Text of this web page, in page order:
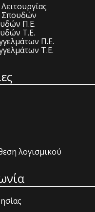
Σπουδών
Π.Ε.
Τ.Ε.
Π.Ε.
Τ.Ε.
λογισμικού